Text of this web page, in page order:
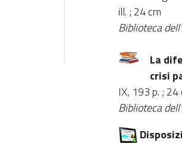
ill. ; 24 cm
Biblioteca
La
crisi
IX, 193 p. ; 24
Biblioteca